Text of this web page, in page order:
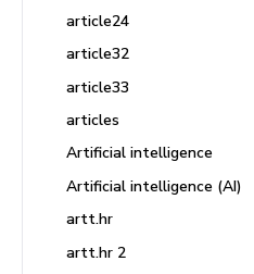
article24
article32
article33
articles
Artificial intelligence
Artificial intelligence (AI)
artt.hr
artt.hr 2